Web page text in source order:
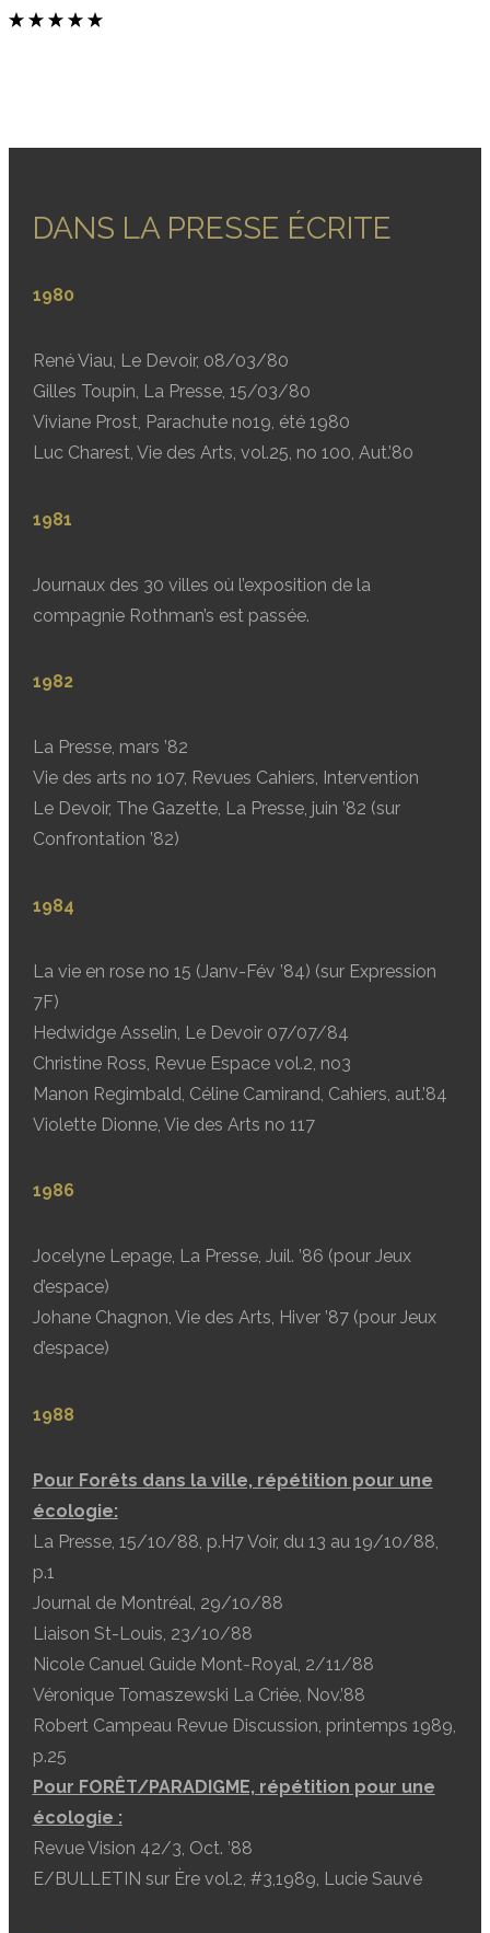
DANS LA PRESSE ÉCRITE
1980
René Viau, Le Devoir, 08/03/80
Gilles Toupin, La Presse, 15/03/80
Viviane Prost, Parachute no19, été 1980
Luc Charest, Vie des Arts, vol.25, no 100, Aut.’80
1981
Journaux des 30 villes où l’exposition de la
compagnie Rothman’s est passée.
1982
La Presse, mars ’82
Vie des arts no 107, Revues Cahiers, Intervention
Le Devoir, The Gazette, La Presse, juin ’82 (sur
Confrontation ’82)
1984
La vie en rose no 15 (Janv-Fév ’84) (sur Expression
7F)
Hedwidge Asselin, Le Devoir 07/07/84
Christine Ross, Revue Espace vol.2, no3
Manon Regimbald, Céline Camirand, Cahiers, aut.’84
Violette Dionne, Vie des Arts no 117
1986
Jocelyne Lepage, La Presse, Juil. ’86 (pour Jeux
d’espace)
Johane Chagnon, Vie des Arts, Hiver ’87 (pour Jeux
d’espace)
1988
Pour Forêts dans la ville, répétition pour une
écologie:
La Presse, 15/10/88, p.H7 Voir, du 13 au 19/10/88,
p.1
Journal de Montréal, 29/10/88
Liaison St-Louis, 23/10/88
Nicole Canuel Guide Mont-Royal, 2/11/88
Véronique Tomaszewski La Criée, Nov.’88
Robert Campeau Revue Discussion, printemps 1989,
p.25
Pour FORÊT/PARADIGME, répétition pour une
écologie :
Revue Vision 42/3, Oct. ’88
E/BULLETIN sur Ère vol.2, #3,1989, Lucie Sauvé